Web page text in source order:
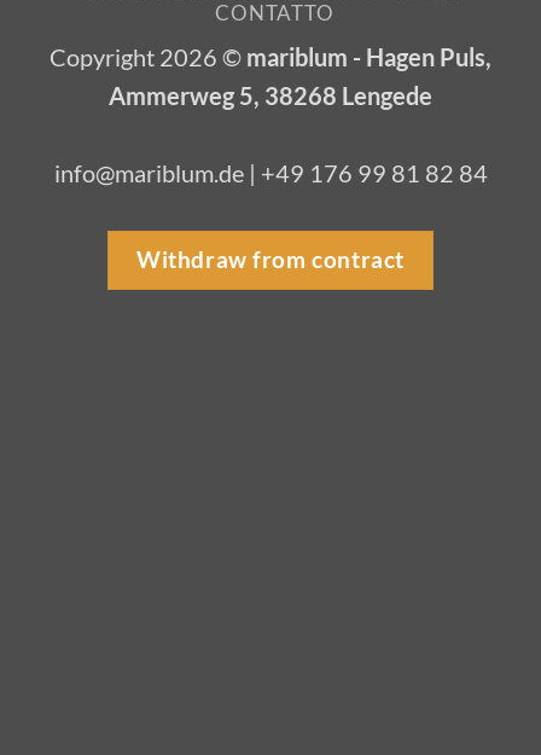
CONTATTO
Copyright 2026 © mariblum - Hagen Puls,
Ammerweg 5, 38268 Lengede
info@mariblum.de | +49 176 99 81 82 84
Withdraw from contract